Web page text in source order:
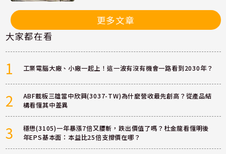
更多文章
大家都在看
1 工業電腦大廠、小廠一起上！這一波有沒有機會一路看到2030年？
2
ABF載板三雄當中欣興(3037-TW)為什麼營收最先創高？從產品結
構看懂其中差異
3
穩懋(3105)一年暴漲7倍又腰斬，跌出價值了嗎？杜金龍看懂明後
年EPS基本面：本益比25倍支撐價在哪？